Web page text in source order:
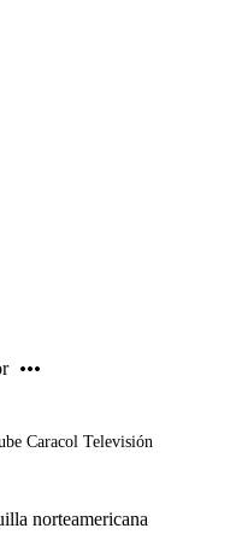
Caracol Televisión
norteamericana